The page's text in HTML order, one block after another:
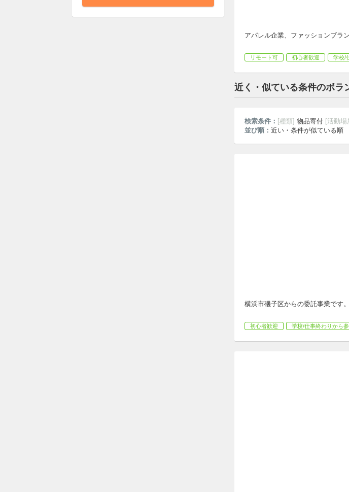
アパレル企業、ファッションブラ
リモート可 初心者歓迎 学校/
近く・似ている条件のボラ
検索条件： [種類] 物品寄付 [活動場
並び順： 近い・条件が似ている順
横浜市磯子区からの委託事業です
初心者歓迎 学校/仕事終わりから